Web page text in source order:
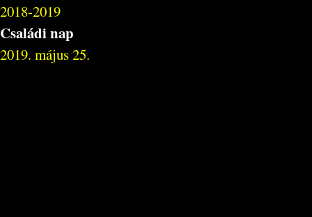
2018-2019
Családi nap
2019. május 25.